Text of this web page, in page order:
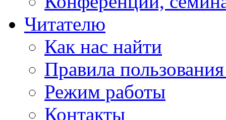
Читателю
Как нас найти
Правила
Режим работы
Контакты